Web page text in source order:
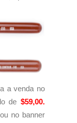
a venda no
de $59,00.
ou no banner